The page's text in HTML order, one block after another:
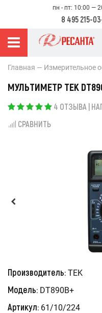
пн - пт: 10:00 —
8 495 215-
Главная Измерительное
МУЛЬТИМЕТР TEK
4 ОТЗЫВА |
СРАВНИТЬ
Производитель: TEK
Модель: DT890B+
Артикул: 61/10/224